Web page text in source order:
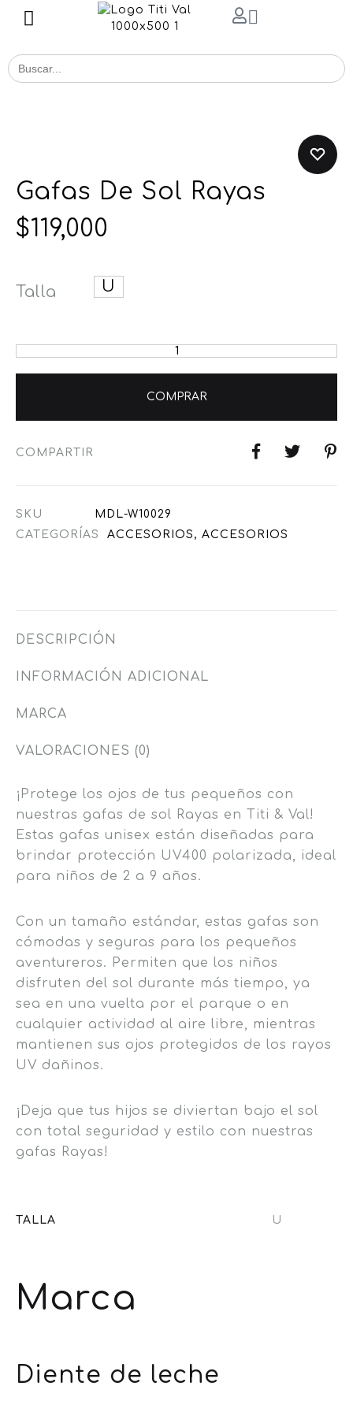
Buscar
for:
Gafas De Sol Rayas
$119,000
Talla U
COMPRAR
COMPARTIR
SKU
MDL-W10029
CATEGORÍAS
ACCESORIOS , ACCESORIOS
DESCRIPCIÓN
INFORMACIÓN ADICIONAL
MARCA
VALORACIONES (0)
¡Protege los ojos de tus pequeños con
nuestras gafas de sol Rayas en Titi & Val!
Estas gafas unisex están diseñadas para
brindar protección UV400 polarizada, ideal
para niños de 2 a 9 años.
Con un tamaño estándar, estas gafas son
cómodas y seguras para los pequeños
aventureros. Permiten que los niños
disfruten del sol durante más tiempo, ya
sea en una vuelta por el parque o en
cualquier actividad al aire libre, mientras
mantienen sus ojos protegidos de los rayos
UV dañinos.
¡Deja que tus hijos se diviertan bajo el sol
con total seguridad y estilo con nuestras
gafas Rayas!
TALLA U
Marca
Diente de leche